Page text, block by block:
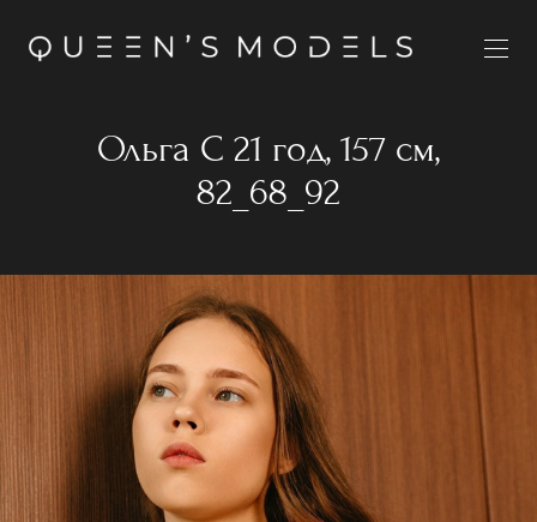
Ольга С 21 год, 157 см,
82_68_92